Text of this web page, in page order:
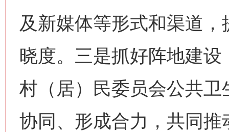
及新媒体等形式和渠道
晓度。三是抓好阵地建
村（居）民委员会公共
协同、形成合力，共同